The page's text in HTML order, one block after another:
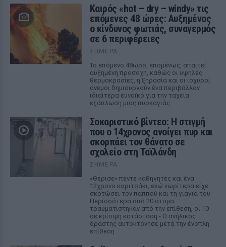
Καιρός «hot – dry – windy» τις
επόμενες 48 ώρες: Αυξημένος
ο κίνδυνος φωτιάς, συναγερμός
σε 6 περιφέρειες
ΣΉΜΕΡΑ
Το επόμενο 48ωρο, επομένως, απαιτεί
αυξημένη προσοχή, καθώς οι υψηλές
θερμοκρασίες, η ξηρασία και οι ισχυροί
άνεμοι δημιουργούν ένα περιβάλλον
ιδιαίτερα ευνοϊκό για την ταχεία
εξάπλωση μιας πυρκαγιάς
Σοκαριστικό βίντεο: Η στιγμή
που ο 14χρονος ανοίγει πυρ και
σκορπάει τον θάνατο σε
σχολείο στη Ταϊλάνδη
ΣΉΜΕΡΑ
«Θέρισε» πέντε καθηγητές και ένα
12χρονο κοριτσάκι, ενώ νωρίτερα είχε
σκοτώσει τον παππού και τη γιαγιά του -
Περισσότερα από 20 άτομα
τραυματίστηκαν από την επίθεση, οι 10
σε κρίσιμη κατάσταση - Ο ανήλικος
δράστης αυτοκτόνησε μετά την ένοπλη
επίθεση